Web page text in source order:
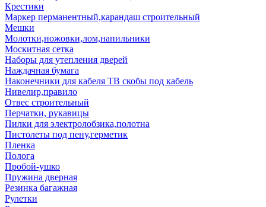
Крестики
Маркер перманентный,карандаш строительный
Мешки
Молотки,ножовки,лом,напильники
Москитная сетка
Наборы для утепления дверей
Наждачная бумага
Наконечники для кабеля ТВ скобы под кабель
Нивелир,правило
Отвес строительный
Перчатки, рукавицы
Пилки для электролобзика,полотна
Пистолеты под пену,герметик
Пленка
Полога
Пробой-ушко
Пружина дверная
Резинка багажная
Рулетки